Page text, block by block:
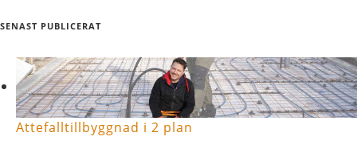
SENAST PUBLICERAT
Attefalltillbyggnad i 2 plan